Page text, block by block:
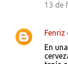
a
13 de
Fenriz
En